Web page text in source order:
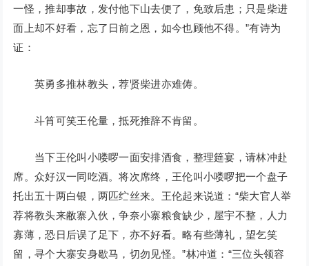
一怪，推却事故，发付他下山去便了，免致后患；只是柴进
面上却不好看，忘了日前之恩，如今也顾他不得。”有诗为
证：
英勇多推林教头，荐贤柴进亦难俦。
斗筲可笑王伦量，抵死推辞不肯留。
当下王伦叫小喽啰一面安排酒食，整理筵宴，请林冲赴
席。众好汉一同吃酒。将次席终，王伦叫小喽啰把一个盘子
托出五十两白银，两匹纻丝来。王伦起来说道：“柴大官人举
荐将教头来敝寨入伙，争奈小寨粮食缺少，屋宇不整，人力
寡薄，恐日后误了足下，亦不好看。略有些薄礼，望乞笑
留，寻个大寨安身歇马，切勿见怪。”林冲道：“三位头领容